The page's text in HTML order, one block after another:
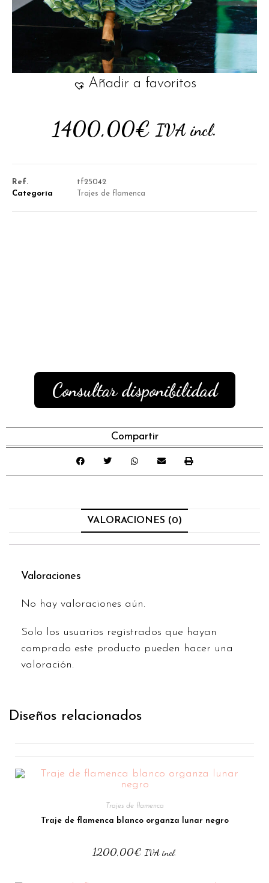
1400,00€ IVA incl.
Ref.
tf25042
Categoría
Trajes de flamenca
Consultar disponibilidad
Añadir a favoritos
Compartir
VALORACIONES (0)
Valoraciones
No hay valoraciones aún.
Solo los usuarios registrados que hayan
comprado este producto pueden hacer una
valoración.
Diseños relacionados
Trajes de flamenca
Traje de flamenca blanco organza lunar negro
1200,00€ IVA incl.